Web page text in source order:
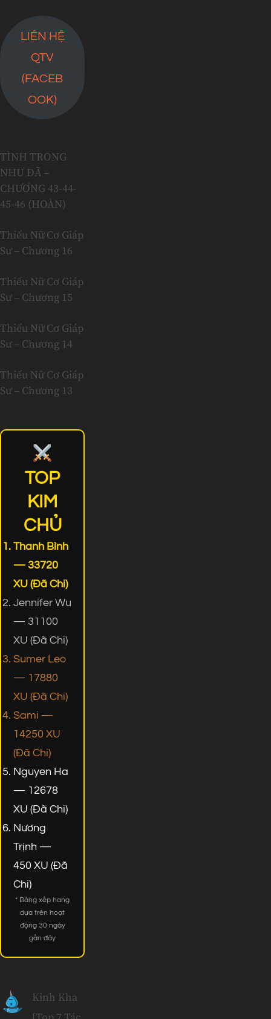
LIÊN HỆ
QTV
(FACEB
OOK)
TÌNH TRONG
NHƯ ĐÃ –
CHƯƠNG 43-44-
45-46 (HOÀN)
Thiếu Nữ Cơ Giáp
Sư – Chương 16
Thiếu Nữ Cơ Giáp
Sư – Chương 15
Thiếu Nữ Cơ Giáp
Sư – Chương 14
Thiếu Nữ Cơ Giáp
Sư – Chương 13
TOP
KIM
CHỦ
Thanh Bình
— 33720
XU (Đã Chi)
Jennifer Wu
— 31100
XU (Đã Chi)
Sumer Leo
— 17880
XU (Đã Chi)
Sami —
14250 XU
(Đã Chi)
Nguyen Ha
— 12678
XU (Đã Chi)
Nương
Trịnh —
450 XU (Đã
Chi)
* Bảng xếp hạng
dựa trên hoạt
động 30 ngày
gần đây
Kinh Kha